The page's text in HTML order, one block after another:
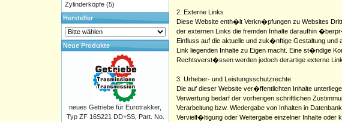
2. Externe Links
Diese Website enth�lt Verkn�pfungen zu Websites
der externen Links die fremden Inhalte daraufhin
Einfluss auf die aktuelle und zuk�nftige Gestaltung
Link liegenden Inhalte zu Eigen macht. Eine st�ndige
Rechtsverst�ssen werden jedoch derartige externe
3. Urheber- und Leistungsschutzrechte
Die auf dieser Website ver�ffentlichten Inhalte
Verwertung bedarf der vorherigen schriftlichen
Verarbeitung bzw. Wiedergabe von Inhalten in
Vervielf�ltigung oder Weitergabe einzelner Inhalte
Zylinderköpfe (5)
Hersteller
Neue Produkte
neues Getriebe für Eurotrakker,
Typ ZF 16S221 DD+SS, Part. No.